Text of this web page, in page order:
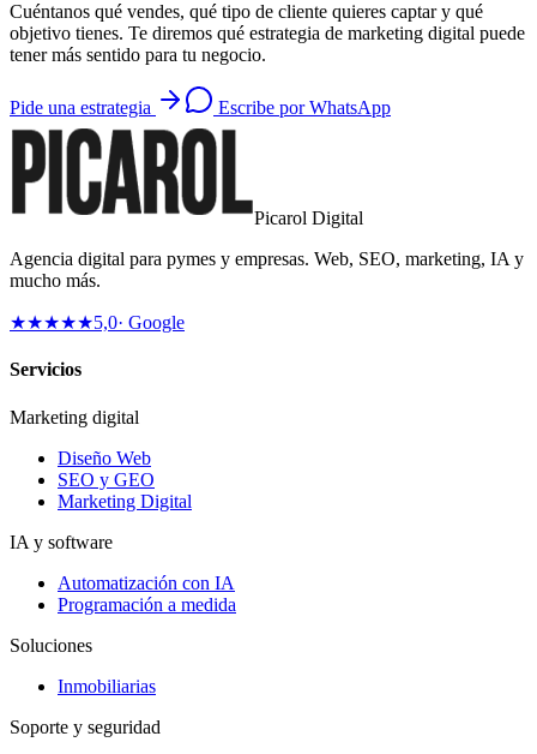
Cuéntanos qué vendes, qué tipo de cliente quieres captar y qué
objetivo tienes. Te diremos qué estrategia de marketing digital puede
tener más sentido para tu negocio.
Pide una estrategia Escribe por WhatsApp
Picarol Digital
Agencia digital para pymes y empresas. Web, SEO, marketing, IA y
mucho más.
★★★★★5,0· Google
Servicios
Marketing digital
Diseño Web
SEO y GEO
Marketing Digital
IA y software
Automatización con IA
Programación a medida
Soluciones
Inmobiliarias
Soporte y seguridad